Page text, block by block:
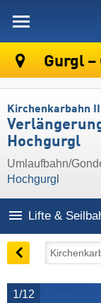
Gurgl
Kirchenkarbahn
Hochgurgl
Umlaufbahn/
Hochgurgl
Lifte &
1/12